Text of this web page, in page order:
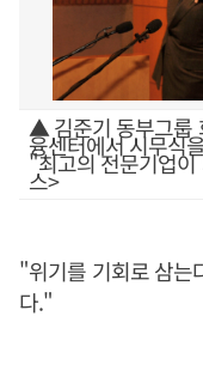
▲ 김준기 동부그룹
융센터에서 시무식
"최고의 전문기업
스>
"위기를 기회로 삼는
다."